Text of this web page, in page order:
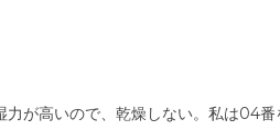
が高いので、乾燥しない。私は04番